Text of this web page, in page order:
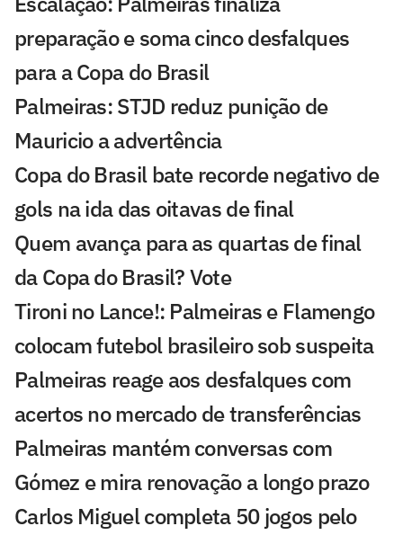
preparação e soma cinco desfalques
para a Copa do Brasil
Palmeiras: STJD reduz punição de
Mauricio a advertência
Copa do Brasil bate recorde negativo de
gols na ida das oitavas de final
Quem avança para as quartas de final
da Copa do Brasil? Vote
Tironi no Lance!: Palmeiras e Flamengo
colocam futebol brasileiro sob suspeita
Palmeiras reage aos desfalques com
acertos no mercado de transferências
Palmeiras mantém conversas com
Gómez e mira renovação a longo prazo
Carlos Miguel completa 50 jogos pelo